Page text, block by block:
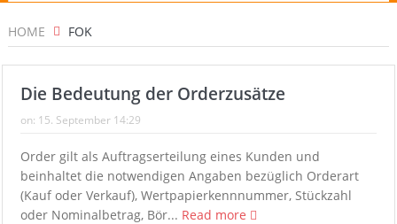
HOME FOK
Die Bedeutung der Orderzusätze
on: 15. September 14:29
Order gilt als Auftragserteilung eines Kunden und
beinhaltet die notwendigen Angaben bezüglich Orderart
(Kauf oder Verkauf), Wertpapierkennnummer, Stückzahl
oder Nominalbetrag, Bör... Read more